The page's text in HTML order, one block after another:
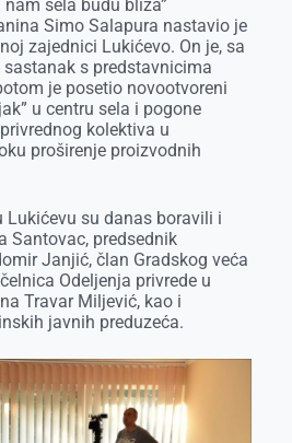
e
d
I
n
r
s
A
p
p
l
sela budu bliža”
Simo Salapura nastavio je
zajednici Lukićevo. On je, sa
s predstavnicima
je posetio novootvoreni
u centru sela i pogone
kolektiva u
proširenje proizvodnih
Lukićevu su danas boravili i
Santovac, predsednik
Janjić, član Gradskog veća
Odeljenja privrede u
Travar Miljević, kao i
javnih preduzeća.